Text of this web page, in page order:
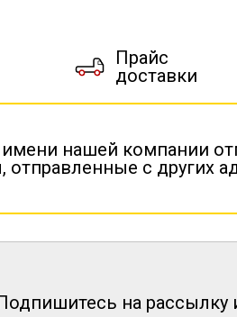
Прайс
доставки
нашей компании
с других
на рассылку